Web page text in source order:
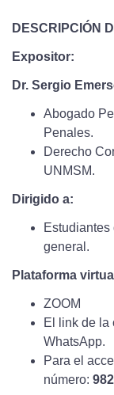
DESCRIPCIÓN
Expositor:
Dr. Sergio
Abogado
Penales.
Derecho
UNMSM.
Dirigido a:
general.
Plataforma
ZOOM
El link de la
WhatsApp.
Para el
número: